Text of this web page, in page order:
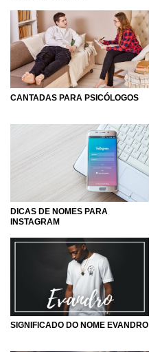
CANTADAS PARA PSICÓLOGOS
DICAS DE NOMES PARA
INSTAGRAM
SIGNIFICADO DO NOME EVANDRO